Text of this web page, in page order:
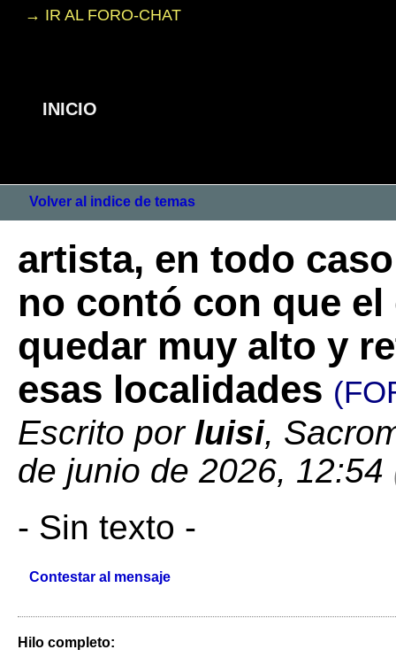
→ IR AL FORO-CHAT
INICIO
Volver al indice de temas
artista, en todo
no contó con que el
quedar muy alto y
esas localidades
Escrito por luisi,
de junio de 2026, 12:54
- Sin texto -
Contestar al mensaje
Hilo completo: